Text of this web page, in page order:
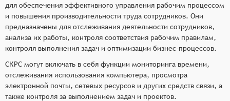
для обеспечения эффективного управления рабочим процессом
и повышения производительности труда сотрудников. Они
предназначены для отслеживания деятельности сотрудников,
анализа их работы, контроля соответствия рабочим правилам,
контроля выполнения задач и оптимизации бизнес-процессов.
СКРС могут включать в себя функции мониторинга времени,
отслеживания использования компьютера, просмотра
электронной почты, сетевых ресурсов и других средств связи, а
также контроля за выполнением задач и проектов.